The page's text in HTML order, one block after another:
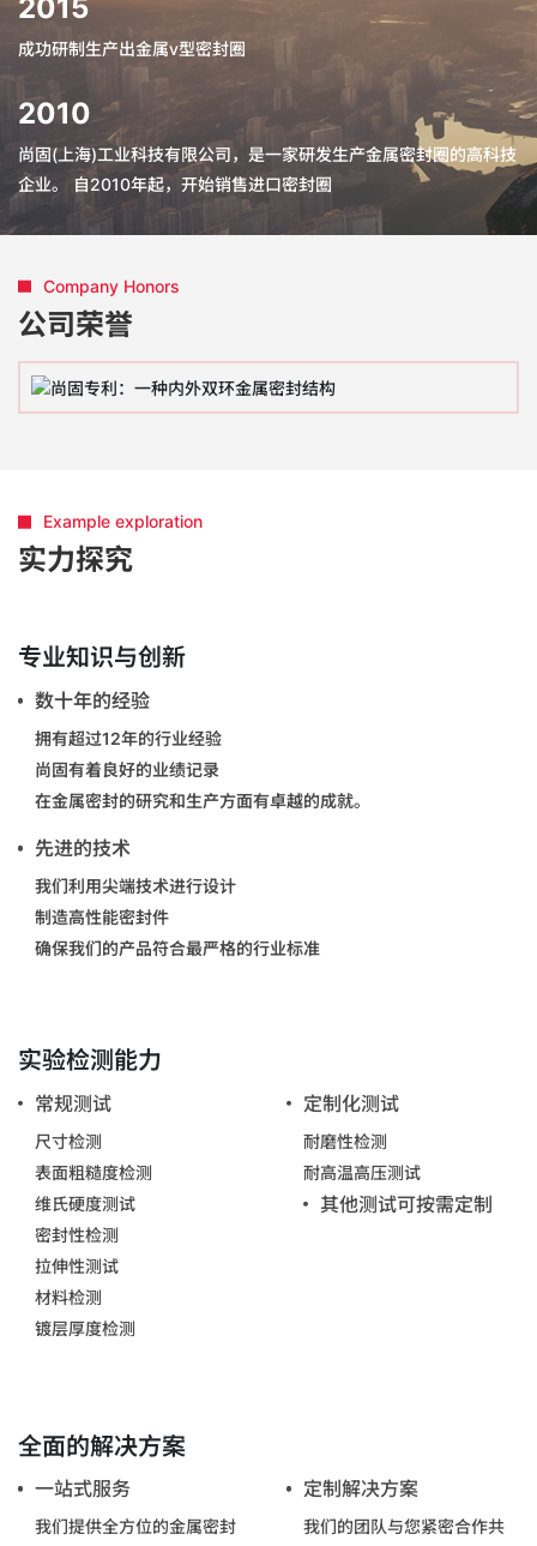
2015
成功研制生产出金属v型密封圈
2010
尚固(上海)工业科技有限公司，是一家研发生产金属密封圈的高科技
企业。 自2010年起，开始销售进口密封圈
Company Honors
公司荣誉
Example exploration
实力探究
专业知识与创新
数十年的经验
拥有超过12年的行业经验
尚固有着良好的业绩记录
在金属密封的研究和生产方面有卓越的成就。
先进的技术
我们利用尖端技术进行设计
制造高性能密封件
确保我们的产品符合最严格的行业标准
实验检测能力
常规测试
尺寸检测
表面粗糙度检测
维氏硬度测试
密封性检测
拉伸性测试
材料检测
镀层厚度检测
定制化测试
耐磨性检测
耐高温高压测试
其他测试可按需定制
全面的解决方案
一站式服务
我们提供全方位的金属密封
定制解决方案
我们的团队与您紧密合作共